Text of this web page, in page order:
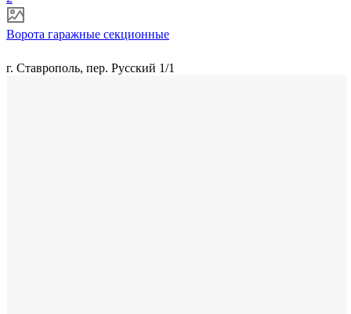
Ворота гаражные секционные
г. Ставрополь, пер. Русский 1/1